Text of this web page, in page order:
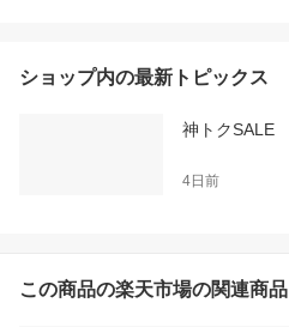
ショップ内の最新トピックス
神トクSALE
4日前
この商品の楽天市場の関連商品